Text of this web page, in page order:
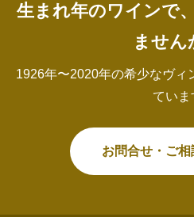
生まれ年のワインで
ません
1926年〜2020年の希少なヴィ
ていま
お問合せ・ご相